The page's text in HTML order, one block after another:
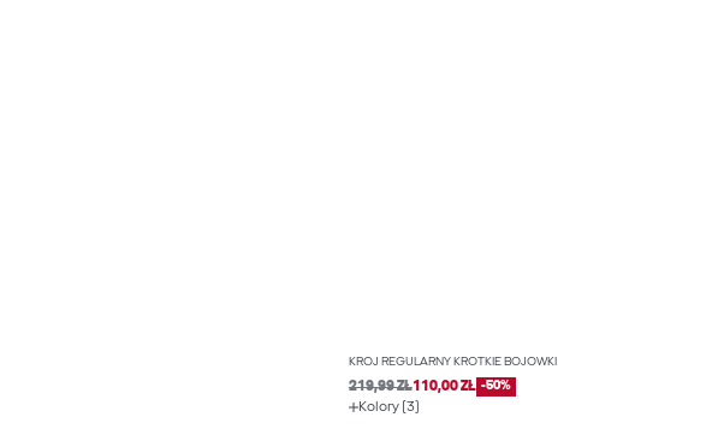
KRÓJ REGULARNY KRÓTKIE BOJÓWKI
219,99 ZŁ110,00 ZŁ -50%
Kolory (3)